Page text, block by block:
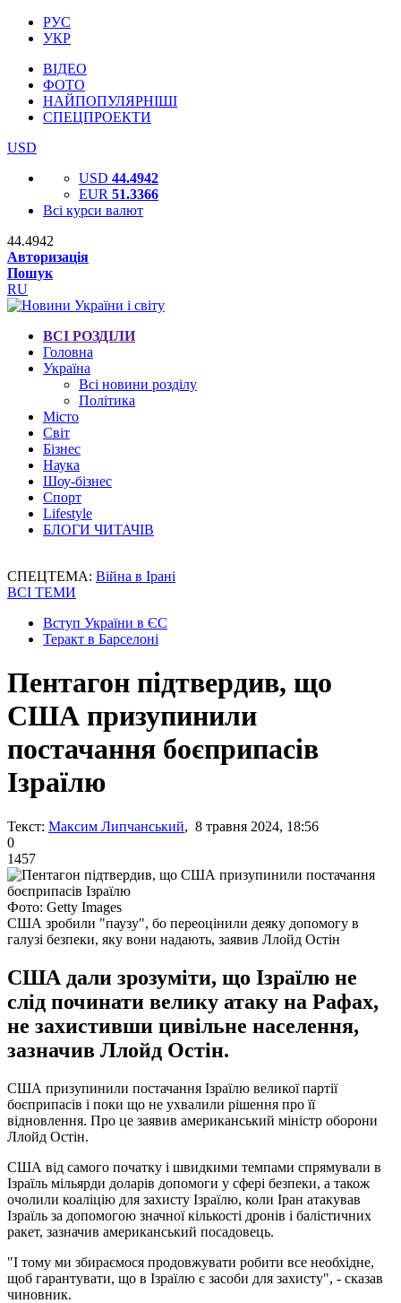
РУС
УКР
ВІДЕО
ФОТО
НАЙПОПУЛЯРНІШІ
СПЕЦПРОЕКТИ
USD
USD 44.4942
EUR 51.3366
Всі курси валют
44.4942
Авторизація
Пошук
RU
ВСІ РОЗДІЛИ
Головна
Україна
Всі новини розділу
Політика
Місто
Світ
Бізнес
Наука
Шоу-бізнес
Спорт
Lifestyle
БЛОГИ ЧИТАЧІВ
СПЕЦТЕМА: Війна в Ірані
ВСІ ТЕМИ
Вступ України в ЄС
Теракт в Барселоні
Пентагон підтвердив, що
США призупинили
постачання боєприпасів
Ізраїлю
Текст: Максим Липчанський, 8 травня 2024, 18:56
0
1457
Фото: Getty Images
США зробили "паузу", бо переоцінили деяку допомогу в
галузі безпеки, яку вони надають, заявив Ллойд Остін
США дали зрозуміти, що Ізраїлю не
слід починати велику атаку на Рафах,
не захистивши цивільне населення,
зазначив Ллойд Остін.
США призупинили постачання Ізраїлю великої партії
боєприпасів і поки що не ухвалили рішення про її
відновлення. Про це заявив американський міністр оборони
Ллойд Остін.
США від самого початку і швидкими темпами спрямували в
Ізраїль мільярди доларів допомоги у сфері безпеки, а також
очолили коаліцію для захисту Ізраїлю, коли Іран атакував
Ізраїль за допомогою значної кількості дронів і балістичних
ракет, зазначив американський посадовець.
"І тому ми збираємося продовжувати робити все необхідне,
щоб гарантувати, що в Ізраїлю є засоби для захисту", - сказав
чиновник.